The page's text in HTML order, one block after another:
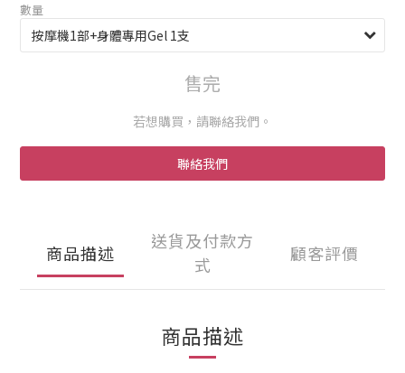
數量
售完
若想購買，請聯絡我們。
聯絡我們
商品描述
送貨及付款方
式
顧客評價
商品描述